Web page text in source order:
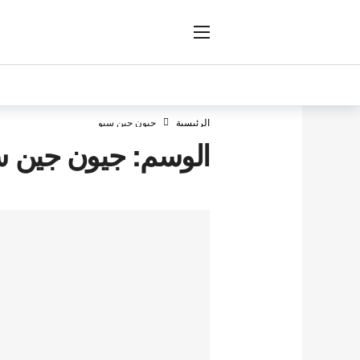
الرئيسية جيون جين سيو
الوسم:جيون جين